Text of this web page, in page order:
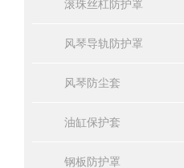
滚珠丝杠防护罩
风琴导轨防护罩
风琴防尘套
油缸保护套
钢板防护罩